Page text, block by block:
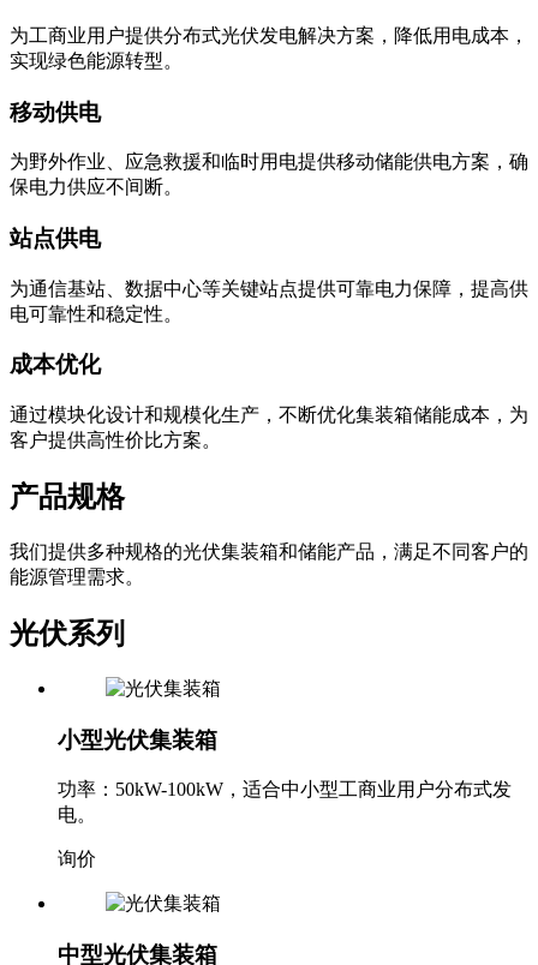
为工商业用户提供分布式光伏发电解决方案，降低用电成本，
实现绿色能源转型。
移动供电
为野外作业、应急救援和临时用电提供移动储能供电方案，确
保电力供应不间断。
站点供电
为通信基站、数据中心等关键站点提供可靠电力保障，提高供
电可靠性和稳定性。
成本优化
通过模块化设计和规模化生产，不断优化集装箱储能成本，为
客户提供高性价比方案。
产品规格
我们提供多种规格的光伏集装箱和储能产品，满足不同客户的
能源管理需求。
光伏系列
小型光伏集装箱
功率：50kW-100kW，适合中小型工商业用户分布式发
电。
询价
中型光伏集装箱